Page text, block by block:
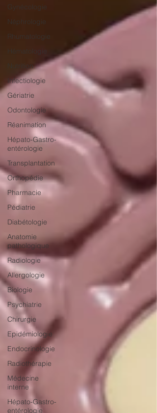
Gynécologie
Néphrologie
Rhumatologie
Hématologie
Nutrition
Infectiologie
Gériatrie
Odontologie
Réanimation
Hépato-Gastro-
entérologie
Transplantation
Orthopédie
Pharmacie
Pédiatrie
Diabétologie
Anatomie
pathologique
Radiologie
Allergologie
Biologie
Psychiatrie
Chirurgie
Epidémiologie
Endocrinologie
Radiothérapie
Médecine
interne
Hépato-Gastro-
entérologie